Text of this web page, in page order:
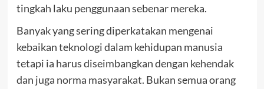
tingkah laku penggunaan sebenar mereka.
Banyak yang sering diperkatakan mengenai
kebaikan teknologi dalam kehidupan manusia
tetapi ia harus diseimbangkan dengan kehendak
dan juga norma masyarakat. Bukan semua orang